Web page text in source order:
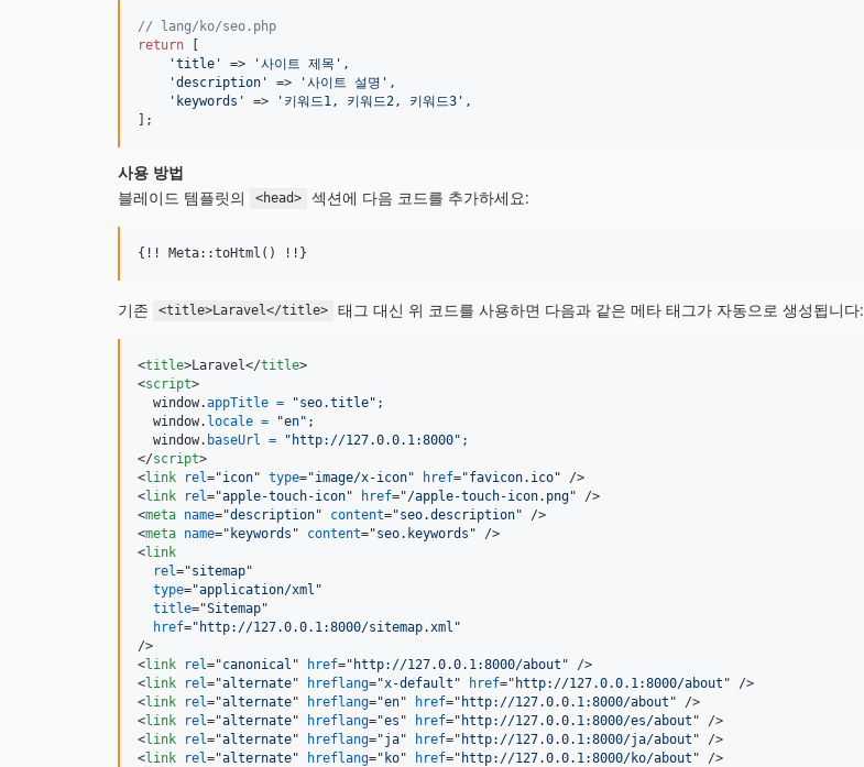
// lang/ko/seo.php
return [
'title ' => '사이트 제목 ' ,
'description ' => '사이트 설명 ' ,
' keywords ' => ' 키워드1, 키워드2, 키워드3 ' ,
];
사용 방법
블레이드 템플릿의
<head> 섹션에 다음 코드를 추가하세요:
{!! Meta::toHtml() !!}
기존 <title>Laravel</title> 태그 대신 위 코드를 사용하면 다음과 같은 메타 태그가 자동으로 생성됩니다:
<title>Laravel </title>
<script>
window.appTitle = "seo.title" ;
window. locale = "en" ;
window. baseUrl = "http://127.0.0.1:8000" ;
</script>
<link rel="icon" type="image/x-icon" href="favicon.ico" />
<link rel="apple-touch-icon" href="/apple-touch-icon.png" />
<meta name="description" content="seo.description" />
<meta name=" keywords " content="seo.keywords " />
<link
rel="sitemap"
type="application/xml "
title="Sitemap"
href=" http://127.0.0.1:8000/sitemap.xml
/>
<link rel="canonical " href=" http://127.0.0.1:8000/about " />
<link rel="alternate" hreflang="x-default " href=" http://127.0.0.1:8000/about " />
<link rel="alternate" hreflang="en" href=" http://127.0.0.1:8000/about " />
<link rel="alternate" hreflang="es " href=" http://127.0.0.1:8000/es/about " />
<link rel="alternate" hreflang="ja" href=" http://127.0.0.1:8000/ja/about " />
<link rel="alternate" hreflang=" ko" href=" http://127.0.0.1:8000/ko/about " />